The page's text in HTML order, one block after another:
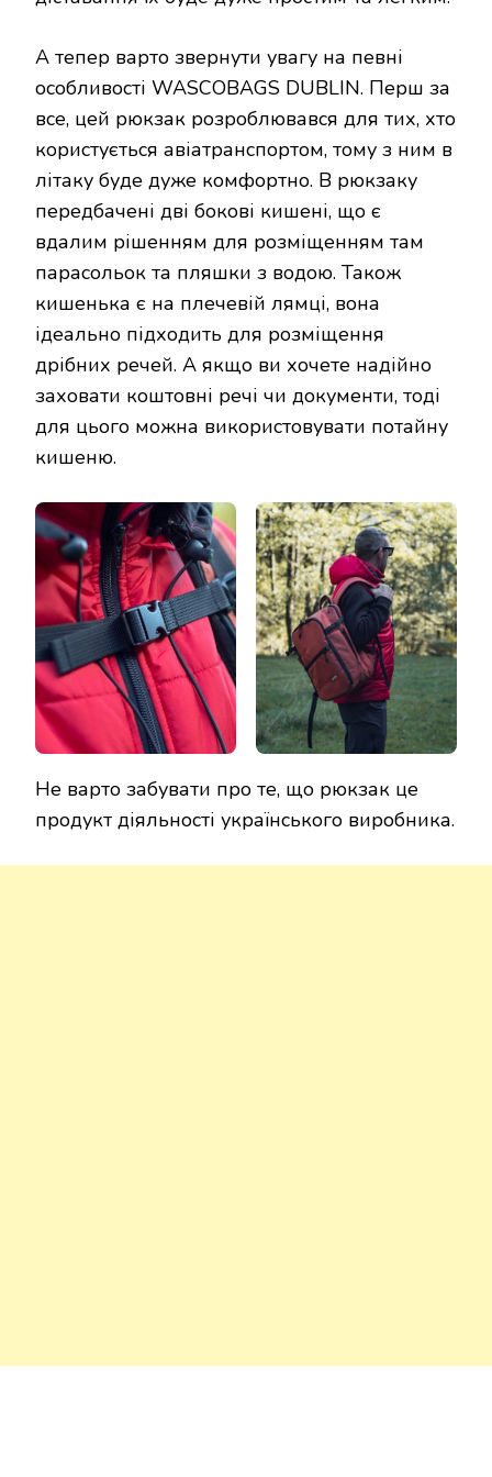
А тепер варто звернути увагу на певні
особливості WASCOBAGS DUBLIN. Перш за
все, цей рюкзак розроблювався для тих, хто
користується авіатранспортом, тому з ним в
літаку буде дуже комфортно. В рюкзаку
передбачені дві бокові кишені, що є
вдалим рішенням для розміщенням там
парасольок та пляшки з водою. Також
кишенька є на плечевій лямці, вона
ідеально підходить для розміщення
дрібних речей. А якщо ви хочете надійно
заховати коштовні речі чи документи, тоді
для цього можна використовувати потайну
кишеню.
Не варто забувати про те, що рюкзак це
продукт діяльності українського виробника.